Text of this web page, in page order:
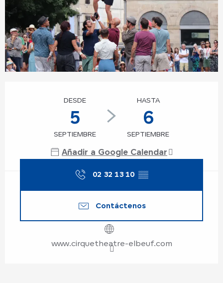
DESDE
5
SEPTIEMBRE
HASTA
6
SEPTIEMBRE
Añadir a Google Calendar
02 32 13 10 ▒▒
Contáctenos
www.cirquetheatre-elbeuf.com